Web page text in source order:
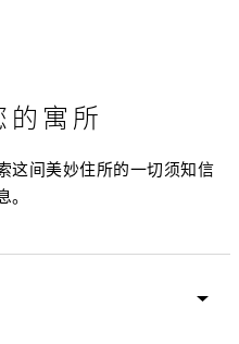
的寓所
这间美妙住所的一切须知信
。